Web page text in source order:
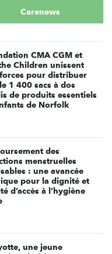
Carenews
CMA CGM et
Children unissent
pour distribuer
1 400 sacs à dos
de produits essentiels
de Norfolk
des
menstruelles
: une avancée
pour la dignité et
d’accès à l’hygiène
une jeune